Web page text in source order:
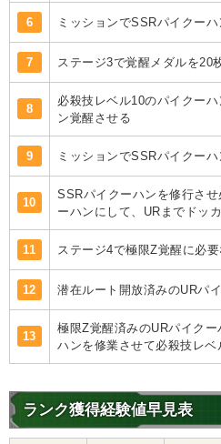
6 ミッションでSSRパイクー
7 ステージ3で覚醒メダルを20
8
必殺技レベル10のパイクー
ン覚醒させる
9 ミッションでSSRパイクー
10
SSRパイクーハンを修行さ
ーハンにして、URまでドッ
11 ステージ4で極限Z覚醒に必
12 潜在ルート開放済みのURパ
13
極限Z覚醒済みのURパイク
ハンを修業させて必殺技レベ
ランク獲得経験値早見表